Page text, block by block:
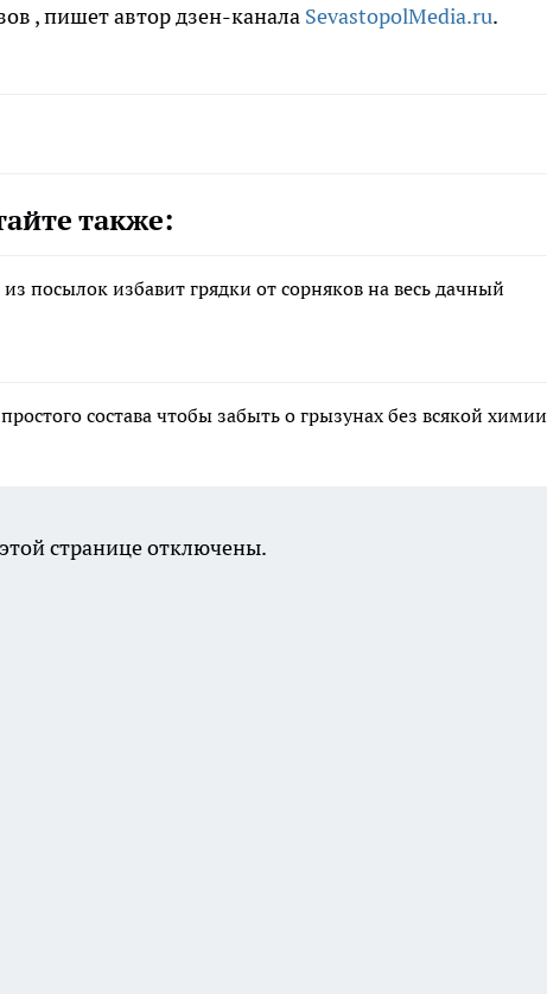
, пишет автор дзен-канала SevastopolMedia.ru.
также:
посылок избавит грядки от сорняков на весь дачный
состава чтобы забыть о грызунах без всякой химии
странице отключены.